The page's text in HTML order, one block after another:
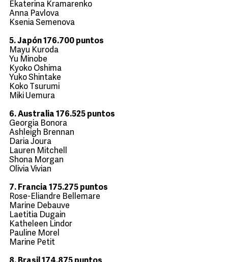
Ekaterina Kramarenko
Anna Pavlova
Ksenia Semenova
5. Japón 176.700 puntos
Mayu Kuroda
Yu Minobe
Kyoko Oshima
Yuko Shintake
Koko Tsurumi
Miki Uemura
6. Australia 176.525 puntos
Georgia Bonora
Ashleigh Brennan
Daria Joura
Lauren Mitchell
Shona Morgan
Olivia Vivian
7. Francia 175.275 puntos
Rose-Eliandre Bellemare
Marine Debauve
Laetitia Dugain
Katheleen Lindor
Pauline Morel
Marine Petit